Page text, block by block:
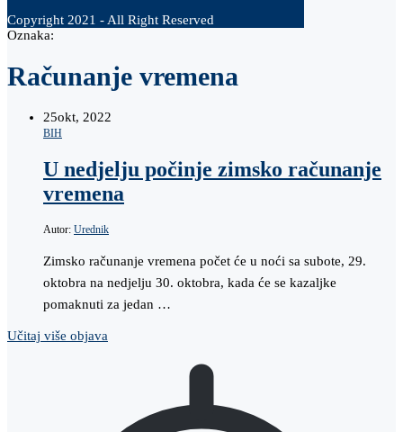
Copyright 2021 - All Right Reserved
Oznaka:
Računanje vremena
25okt, 2022
BIH
U nedjelju počinje zimsko računanje
vremena
Autor: Urednik
Zimsko računanje vremena počet će u noći sa subote, 29.
oktobra na nedjelju 30. oktobra, kada će se kazaljke
pomaknuti za jedan …
Učitaj više objava